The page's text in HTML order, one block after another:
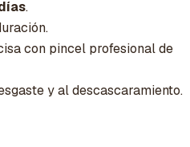
.
con pincel profesional de
y al descascaramiento.